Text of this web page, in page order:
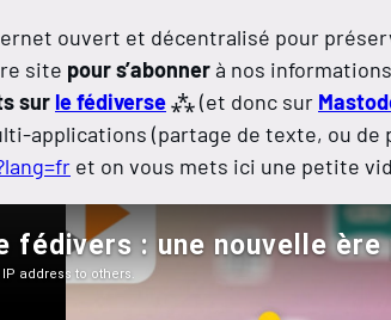
ouvert et décentralisé pour
site pour s’abonnerà nos
sur le fédiverse⁂ (et donc sur
applications (partage de texte, ou
et on vous mets ici une petite